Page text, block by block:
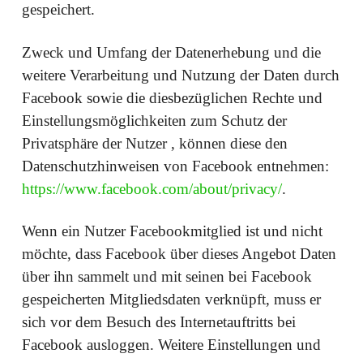
gespeichert.
Zweck und Umfang der Datenerhebung und die
weitere Verarbeitung und Nutzung der Daten durch
Facebook sowie die diesbezüglichen Rechte und
Einstellungsmöglichkeiten zum Schutz der
Privatsphäre der Nutzer , können diese den
Datenschutzhinweisen von Facebook entnehmen:
https://www.facebook.com/about/privacy/.
Wenn ein Nutzer Facebookmitglied ist und nicht
möchte, dass Facebook über dieses Angebot Daten
über ihn sammelt und mit seinen bei Facebook
gespeicherten Mitgliedsdaten verknüpft, muss er
sich vor dem Besuch des Internetauftritts bei
Facebook ausloggen. Weitere Einstellungen und